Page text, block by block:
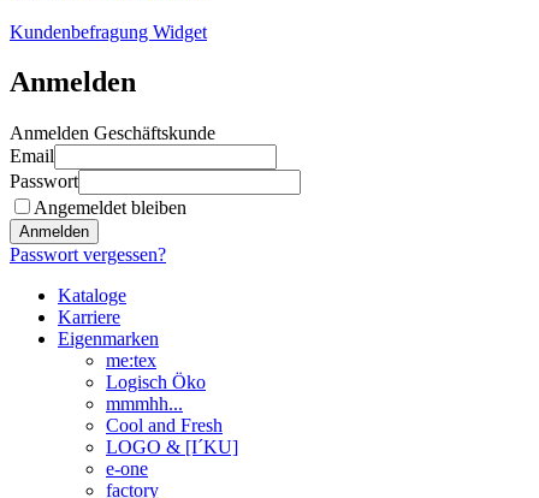
Kundenbefragung Widget
Anmelden
Anmelden Geschäftskunde
Email
Passwort
Angemeldet bleiben
Anmelden
Passwort vergessen?
Kataloge
Karriere
Eigenmarken
me:tex
Logisch Öko
mmmhh...
Cool and Fresh
LOGO & [I´KU]
e-one
factory